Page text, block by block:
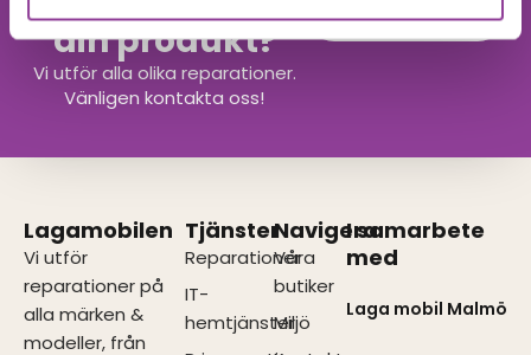
din produkt?
Vi utför alla olika reparationer.
Vänligen kontakta oss!
Lagamobilen
Vi utför
reparationer på
alla märken &
modeller, från
Tjänster
Reparationer
IT-
hemtjänster
Navigera
Våra
butiker
Miljö
I samarbete
med
Laga mobil Malmö